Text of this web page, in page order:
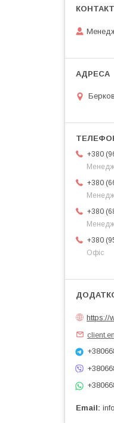
+380
+380
+380
+380
Офіс
https://
Email